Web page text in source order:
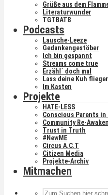
Grüße aus dem
Literaturwunder
TGTBATB
Podcasts
Lausche-Leeze
Gedankengestöber
Ich bin gespannt
Streams come true
Erzähl´ doch mal
Lass deine Kuh
Im Kasten
Projekte
HATE-LESS
Conscious Parents in
Community Re-Awaken
Trust in Truth
#NewME
Circus A.C.T
Citizen Media
Projekte-Archiv
Mitmachen